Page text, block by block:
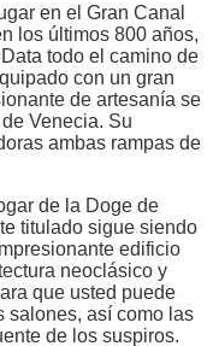
en el Gran Canal
los últimos 800 años,
todo el camino de
con un gran
de artesanía se
Venecia. Su
ambas rampas de
de la Doge de
titulado sigue siendo
edificio
neoclásico y
que usted puede
salones, así como las
de los suspiros.